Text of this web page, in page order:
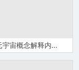
科技风元宇宙概念解释内容梳理科普培训讲座PPT模板